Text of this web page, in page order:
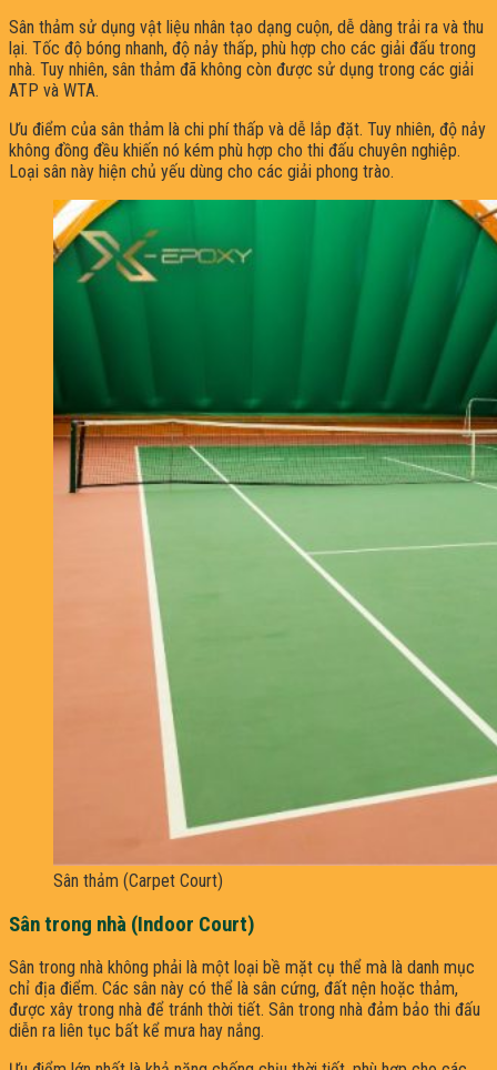
Sân thảm sử dụng vật liệu nhân tạo dạng cuộn, dễ dàng trải ra và thu
lại. Tốc độ bóng nhanh, độ nảy thấp, phù hợp cho các giải đấu trong
nhà. Tuy nhiên, sân thảm đã không còn được sử dụng trong các giải
ATP và WTA.
Ưu điểm của sân thảm là chi phí thấp và dễ lắp đặt. Tuy nhiên, độ nảy
không đồng đều khiến nó kém phù hợp cho thi đấu chuyên nghiệp.
Loại sân này hiện chủ yếu dùng cho các giải phong trào.
Sân thảm (Carpet Court)
Sân trong nhà (Indoor Court)
Sân trong nhà không phải là một loại bề mặt cụ thể mà là danh mục
chỉ địa điểm. Các sân này có thể là sân cứng, đất nện hoặc thảm,
được xây trong nhà để tránh thời tiết. Sân trong nhà đảm bảo thi đấu
diễn ra liên tục bất kể mưa hay nắng.